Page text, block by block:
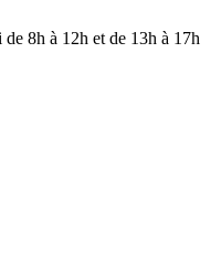
8h à 12h et de 13h à 17h
ATTENTION — Nos